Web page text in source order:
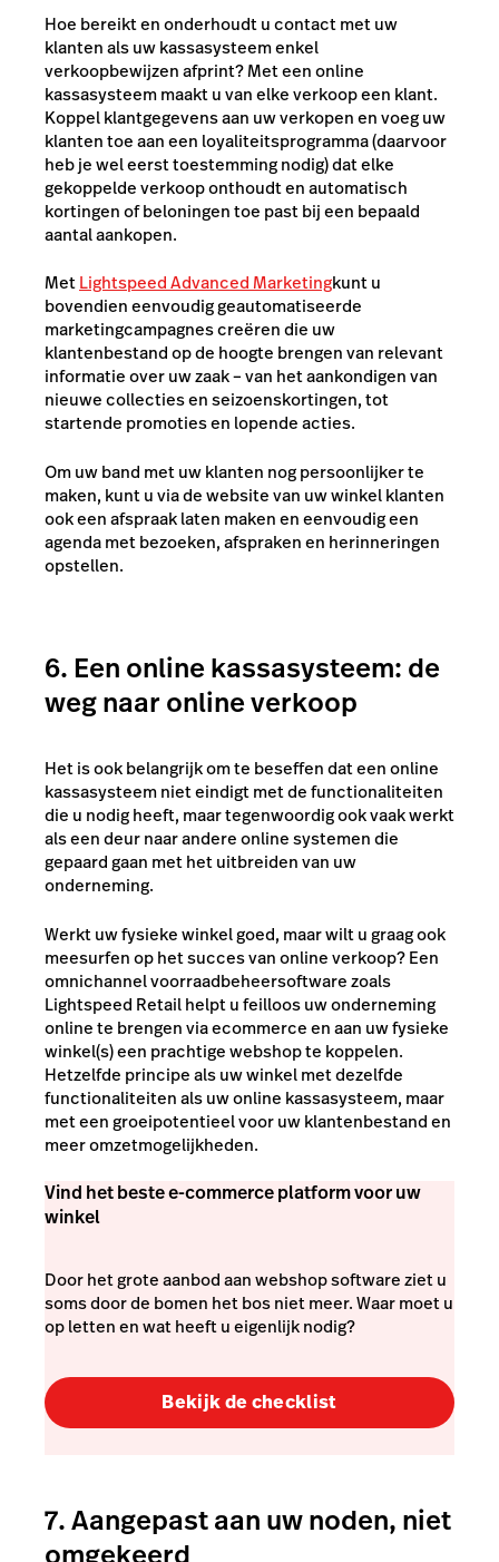
Hoe bereikt en onderhoudt u contact met uw
klanten als uw kassasysteem enkel
verkoopbewijzen afprint? Met een online
kassasysteem maakt u van elke verkoop een klant.
Koppel klantgegevens aan uw verkopen en voeg uw
klanten toe aan een loyaliteitsprogramma (daarvoor
heb je wel eerst toestemming nodig) dat elke
gekoppelde verkoop onthoudt en automatisch
kortingen of beloningen toe past bij een bepaald
aantal aankopen.
MetLightspeed Advanced Marketingkunt u
bovendien eenvoudig geautomatiseerde
marketingcampagnes creëren die uw
klantenbestand op de hoogte brengen van relevant
informatie over uw zaak – van het aankondigen van
nieuwe collecties en seizoenskortingen, tot
startende promoties en lopende acties.
Om uw band met uw klanten nog persoonlijker te
maken, kunt u via de website van uw winkel klanten
ook een afspraak laten maken en eenvoudig een
agenda met bezoeken, afspraken en herinneringen
opstellen.
6. Een online kassasysteem: de
weg naar online verkoop
Het is ook belangrijk om te beseffen dat een online
kassasysteem niet eindigt met de functionaliteiten
die u nodig heeft, maar tegenwoordig ook vaak werkt
als een deur naar andere online systemen die
gepaard gaan met het uitbreiden van uw
onderneming.
Werkt uw fysieke winkel goed, maar wilt u graag ook
meesurfen op het succes van online verkoop? Een
omnichannel voorraadbeheersoftware zoals
Lightspeed Retail helpt u feilloos uw onderneming
online te brengen via ecommerce en aan uw fysieke
winkel(s) een prachtige webshop te koppelen.
Hetzelfde principe als uw winkel met dezelfde
functionaliteiten als uw online kassasysteem, maar
met een groeipotentieel voor uw klantenbestand en
meer omzetmogelijkheden.
Vind het beste e-commerce platform voor uw
winkel
Door het grote aanbod aan webshop software ziet u
soms door de bomen het bos niet meer. Waar moet u
op letten en wat heeft u eigenlijk nodig?
Bekijk de checklist
7. Aangepast aan uwnoden, niet